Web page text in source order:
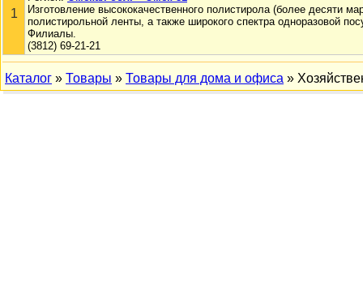
1
Изготовление высококачественного полистирола (более десяти
полистирольной ленты, а также широкого спектра одноразовой
Филиалы.
(3812) 69-21-21
Каталог » Товары » Товары для дома и офиса »